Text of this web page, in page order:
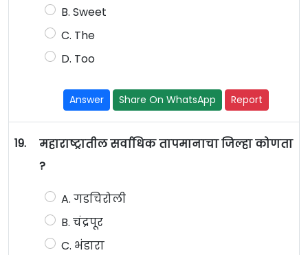
B. Sweet
C. The
D. Too
Answer Share On WhatsApp Report
19.
महाराष्ट्रातील सर्वाधिक तापमानाचा जिल्हा कोणता
?
A. गडचिरोली
B. चंद्रपूर
C. भंडारा